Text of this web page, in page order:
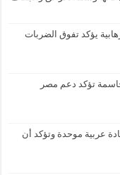
يؤكد تفوق الضربات
حاسمة تؤكد دعم مصر
عربية موحدة وتؤكد أن